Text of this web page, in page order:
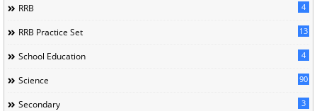
RRB 4
RRB Practice Set 13
School Education 4
Science 90
Secondary 3